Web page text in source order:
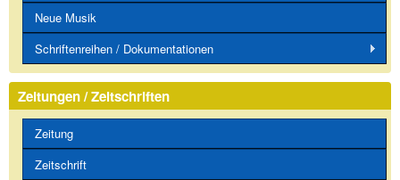
Neue Musik
Schriftenreihen / Dokumentationen
Zeitungen / Zeitschriften
Zeitung
Zeitschrift